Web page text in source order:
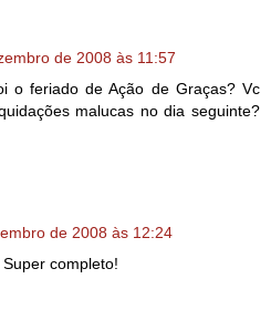
de 2008 às 11:57
o feriado de Ação de Graças? Vc
malucas no dia seguinte?
de 2008 às 12:24
completo!